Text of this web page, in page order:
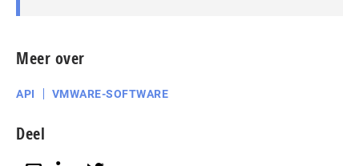
Meer over
API VMWARE-SOFTWARE
Deel